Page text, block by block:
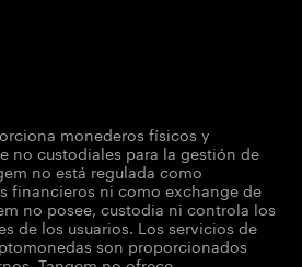
monederos físicos y
no custodiales para la gestión de
no está regulada como
financieros ni como exchange de
no posee, custodia ni controla los
de los usuarios. Los servicios de
son proporcionados